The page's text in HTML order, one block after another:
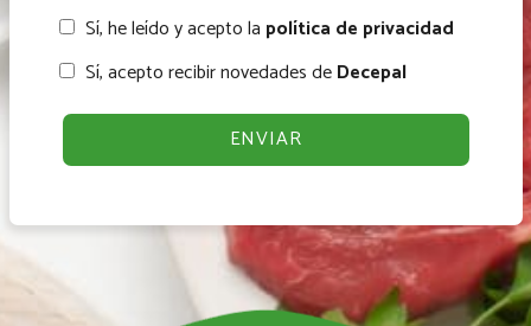
Sí, he leído y acepto la política de privacidad
Sí, acepto recibir novedades deDecepal